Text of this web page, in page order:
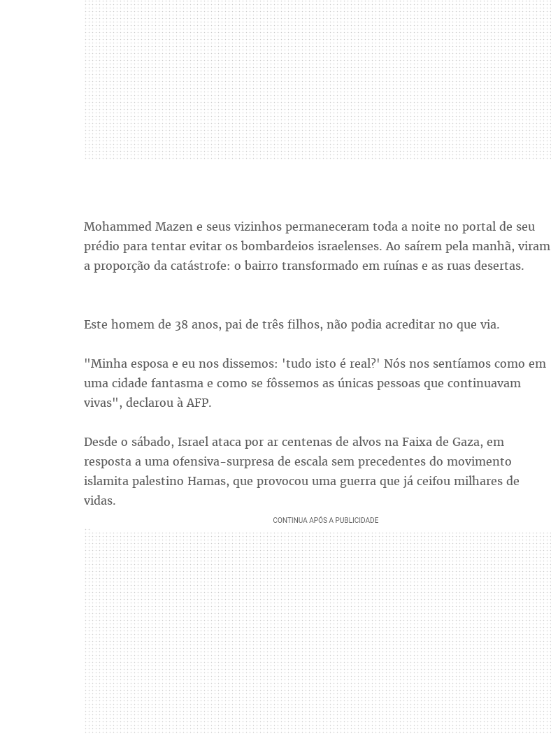
Mohammed Mazen e seus vizinhos permaneceram toda a noite no portal de seu
prédio para tentar evitar os bombardeios israelenses. Ao saírem pela manhã, viram
a proporção da catástrofe: o bairro transformado em ruínas e as ruas desertas.
Este homem de 38 anos, pai de três filhos, não podia acreditar no que via.
"Minha esposa e eu nos dissemos: 'tudo isto é real?' Nós nos sentíamos como em
uma cidade fantasma e como se fôssemos as únicas pessoas que continuavam
vivas", declarou à AFP.
Desde o sábado, Israel ataca por ar centenas de alvos na Faixa de Gaza, em
resposta a uma ofensiva-surpresa de escala sem precedentes do movimento
islamita palestino Hamas, que provocou uma guerra que já ceifou milhares de
vidas.